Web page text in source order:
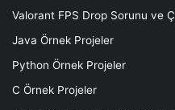
Valorant FPS Drop Sorunu ve
Java Örnek Projeler
Python Örnek Projeler
C Örnek Projeler